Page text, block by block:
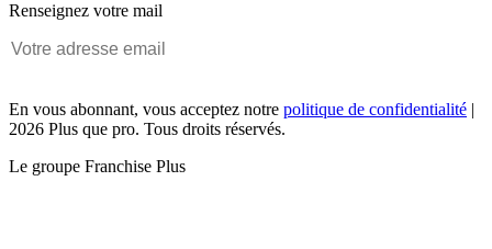
Renseignez votre mail
En vous abonnant, vous acceptez notre politique de confidentialité |
2026 Plus que pro. Tous droits réservés.
Le groupe Franchise Plus